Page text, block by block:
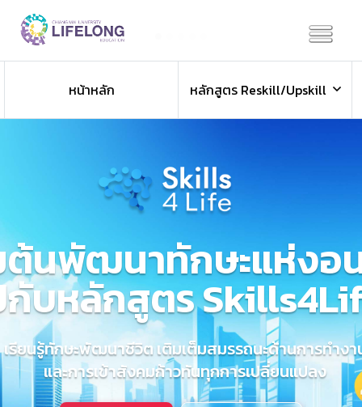
หน้าหลัก
หลักสูตร Reskill/Upskill
ต้นพัฒนาทักษะแห่งอ
กับหลักสูตร
เรียนรู้ทักษะพัฒนาชีวิต เติมเต็มสมรรถนะด้านการทำงา
และการเข้าสังคมก้าวทันทุกการเปลี่ยนแปลง